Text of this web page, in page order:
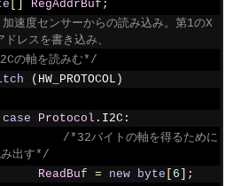
RegAddrBuf ;
速度センサーからの読み込み。第1のX
レスを書き込み、
の軸を読みむ*/
( HW_PROTOCOL )
case
Protocol . I2C :
/*32バイトの軸を得るために
み出す*/
ReadBuf = new byte 6 ];